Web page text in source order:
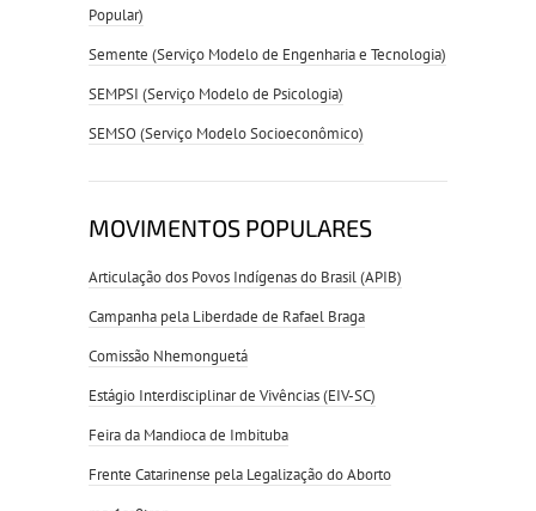
Popular)
Semente (Serviço Modelo de Engenharia e Tecnologia)
SEMPSI (Serviço Modelo de Psicologia)
SEMSO (Serviço Modelo Socioeconômico)
MOVIMENTOS POPULARES
Articulação dos Povos Indígenas do Brasil (APIB)
Campanha pela Liberdade de Rafael Braga
Comissão Nhemonguetá
Estágio Interdisciplinar de Vivências (EIV-SC)
Feira da Mandioca de Imbituba
Frente Catarinense pela Legalização do Aborto